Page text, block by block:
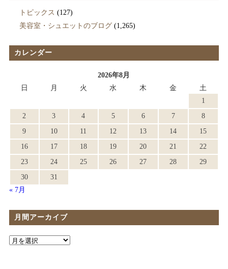
トピックス (127)
美容室・シュエットのブログ(1,265)
カレンダー
2026年8月
日
月 火 水 木 金
土
1
2
3 4 5 6 7
8
9
10 11 12 13 14
15
16
17 18 19 20 21
22
23
24 25 26 27 28
29
30
31
« 7月
月間アーカイブ